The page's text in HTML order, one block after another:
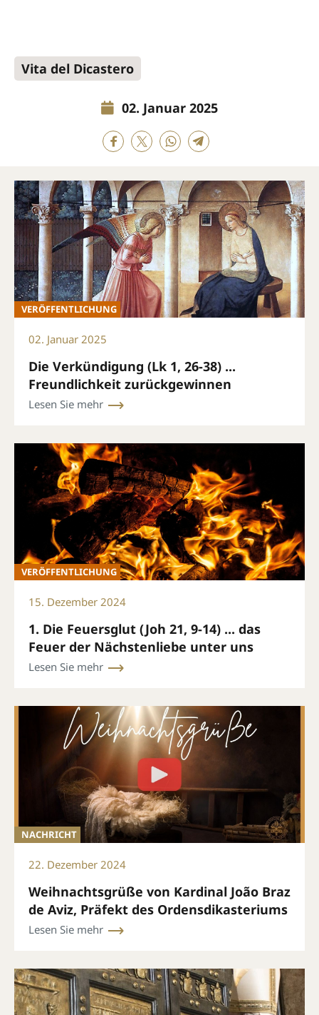
Vita del Dicastero
02. Januar 2025
VERÖFFENTLICHUNG
02. Januar 2025
Die Verkündigung (Lk 1, 26-38) ...
Freundlichkeit zurückgewinnen
Lesen Sie mehr
VERÖFFENTLICHUNG
15. Dezember 2024
1. Die Feuersglut (Joh 21, 9-14) ... das
Feuer der Nächstenliebe unter uns
Lesen Sie mehr
NACHRICHT
22. Dezember 2024
Weihnachtsgrüße von Kardinal João Braz
de Aviz, Präfekt des Ordensdikasteriums
Lesen Sie mehr